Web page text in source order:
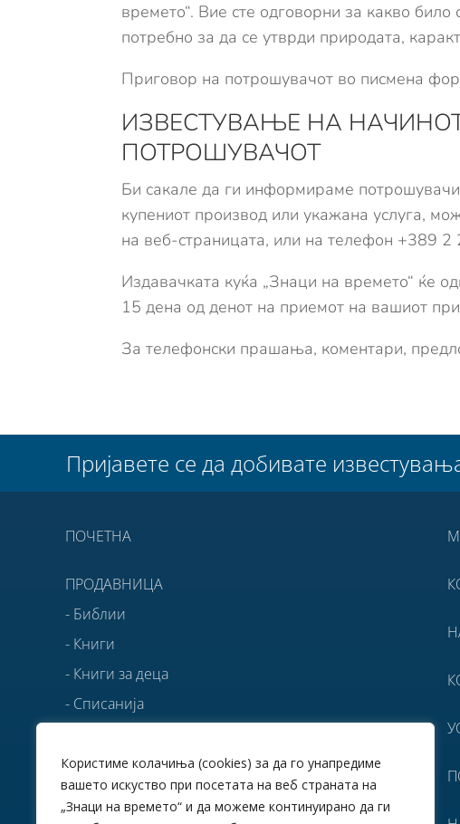
Користиме колачиња (cookies) за да го унапредиме
вашето искуство при посетата на веб страната на
„Знаци на времето“ и да можеме континуирано да ги
времето“. Вие сте одговорни за какво
потребно за да се утврди природата,
Приговор на потрошувачот во писмена
ИЗВЕСТУВАЊЕ НА
ПОТРОШУВАЧОТ
Би сакале да ги информираме
купениот производ или укажана услуга,
на веб-страницата, или на телефон +389
Издавачката куќа „Знаци на времето“ ќе
15 дена од денот на приемот на вашиот
За телефонски прашања, коментари,
Пријавете се да добивате
ПОЧЕТНА
ПРОДАВНИЦА
- Библии
- Книги
- Книги за деца
- Списанија
- Брошури поединечни
- Други јазици